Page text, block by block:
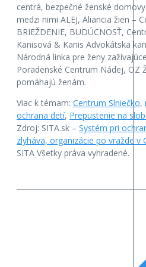
centrá, bezpečné ženské
medzi nimi ALEJ, Aliancia žien –
BRIEŽDENIE, BUDÚCNOSŤ,
Kanisová & Kanis Advokátska
Národná linka pre ženy
Poradenské Centrum Nádej, OZ
pomáhajú ženám.
Viac k témam: Centrum Slniečko,
ochrana detí, Prepustenie na
Zdroj: SITA.sk – Systém pri
zlyháva, organizácie po vražde v
SITA Všetky práva vyhradené.